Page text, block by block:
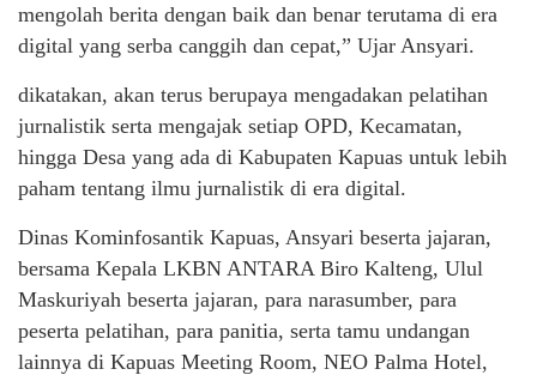
mengolah berita dengan baik dan benar terutama di era
digital yang serba canggih dan cepat,” Ujar Ansyari.
dikatakan, akan terus berupaya mengadakan pelatihan
jurnalistik serta mengajak setiap OPD, Kecamatan,
hingga Desa yang ada di Kabupaten Kapuas untuk lebih
paham tentang ilmu jurnalistik di era digital.
Dinas Kominfosantik Kapuas, Ansyari beserta jajaran,
bersama Kepala LKBN ANTARA Biro Kalteng, Ulul
Maskuriyah beserta jajaran, para narasumber, para
peserta pelatihan, para panitia, serta tamu undangan
lainnya di Kapuas Meeting Room, NEO Palma Hotel,